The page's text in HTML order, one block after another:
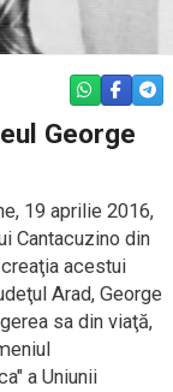
WHATSAPP
George
19 aprilie 2016,
Cantacuzino din
acestui
Arad, George
sa din viaţă,
a Uniunii